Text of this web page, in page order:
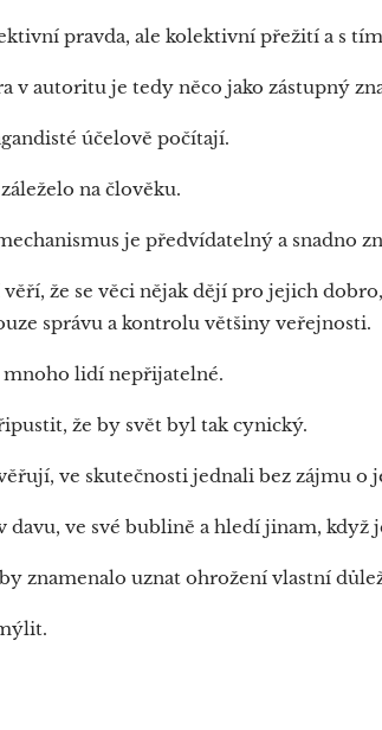
pravda, ale kolektivní přežití a s
v autoritu je tedy něco jako zástupný
účelově počítají.
na člověku.
je předvídatelný a snadno
že se věci nějak dějí pro jejich
správu a kontrolu většiny veřejnosti.
lidí nepřijatelné.
že by svět byl tak cynický.
ve skutečnosti jednali bez zájmu o
davu, ve své bublině a hledí jinam,
znamenalo uznat ohrožení vlastní